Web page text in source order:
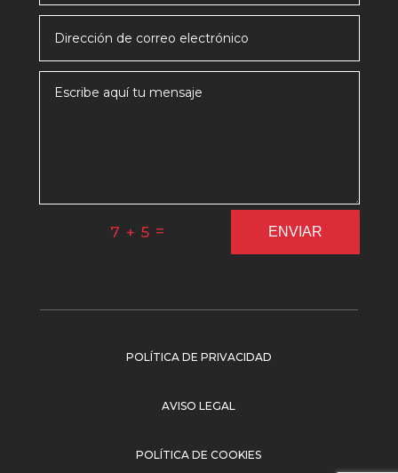
7 + 5 = ENVIAR
POLÍTICA DE PRIVACIDAD
AVISO LEGAL
POLÍTICA DE COOKIES